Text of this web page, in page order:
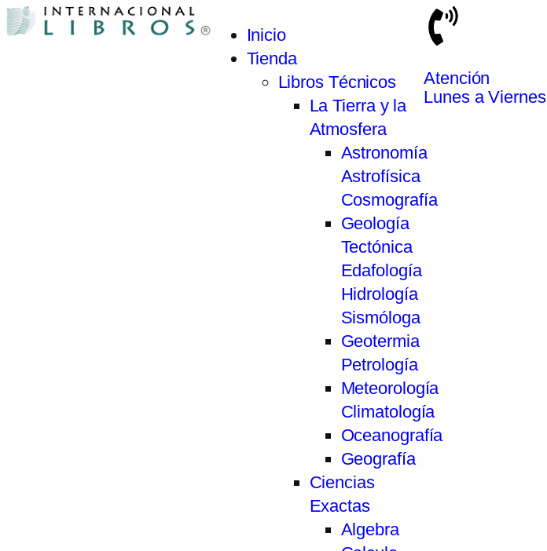
Inicio
Tienda
Libros Técnicos
La Tierra y la
Atmosfera
Astronomía
Astrofísica
Cosmografía
Geología
Tectónica
Edafología
Hidrología
Sismóloga
Geotermia
Petrología
Meteorología
Climatología
Oceanografía
Geografía
Ciencias
Exactas
Algebra
Atención
Lunes a Viernes